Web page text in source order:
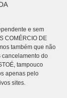
e sem
COMÉRCIO DE
também que não
cancelamento do
tampouco
apenas pelo
sites.